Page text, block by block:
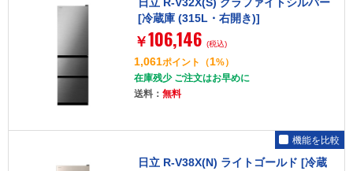
[冷蔵庫 (315L・右開き)]
￥106,146 (税込)
1,061ポイント （1%）
在庫残少 ご注文はお早めに
送料： 無料
日立 R-V38X(N) ライトゴールド [冷蔵
機能を比較